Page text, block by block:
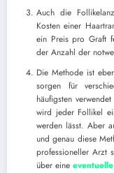
Auch die
Kosten einer
ein Preis pro Graft
der Anzahl der
Die Methode ist
sorgen für
häufigsten
wird jeder Follikel
werden lässt. Aber
und genau diese
professioneller Arzt
über eine